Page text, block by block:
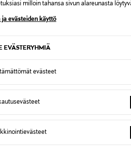
milloin tahansa sivun alareunasta
ja evästeiden käyttö
EVÄSTERYHMIÄ
evästeet